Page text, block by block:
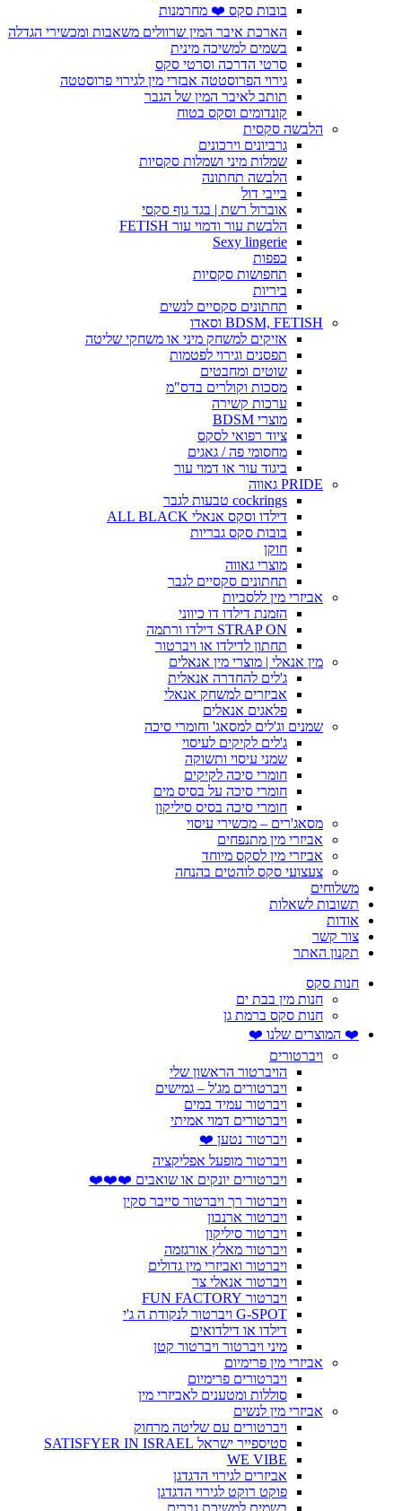
בובות סקס ❤️ מחרמנות
הארכת איבר המין שרוולים משאבות ומכשירי הגדלה
בשמים למשיכה מינית
סרטי הדרכה וסרטי סקס
גירוי הפרוסטטה אבזרי מין לגירוי פרוסטטה
תותב לאיבר המין של הגבר
קונדומים וסקס בטוח
הלבשה סקסית
גרביונים וירכונים
שמלות מיני ושמלות סקסיות
הלבשה תחתונה
בייבי דול
אוברול רשת | בגד גוף סקסי
הלבשת עור ודמוי עור FETISH
Sexy lingerie
כפפות
תחפושות סקסיות
ביריות
תחתונים סקסיים לנשים
BDSM, FETISH וסאדו
אזיקים למשחק מיני או משחקי שליטה
תפסנים וגירוי לפטמות
שוטים ומחבטים
מסכות וקולרים בדס"מ
ערכות קשירה
מוצרי BDSM
ציוד רפואי לסקס
מחסומי פה / גאגים
ביגוד עור או דמוי עור
PRIDE גאווה
cockrings טבעות לגבר
דילדו וסקס אנאלי ALL BLACK
בובות סקס גבריות
חוקן
מוצרי גאווה
תחתונים סקסיים לגבר
אביזרי מין ללסביות
הזמנת דילדו דו כיווני
STRAP ON דילדו ורתמה
תחתון לדילדו או ויברטור
מין אנאלי | מוצרי מין אנאלים
ג'לים להחדרה אנאלית
אביזרים למשחק אנאלי
פלאגים אנאלים
שמנים וג'לים למסאג' וחומרי סיכה
ג'לים לקיקים לעיסוי
שמני עיסוי ותשוקה
חומרי סיכה לקיקים
חומרי סיכה על בסיס מים
חומרי סיכה בסיס סיליקון
מסאג'רים – מכשירי עיסוי
אביזרי מין מתנפחים
אביזרי מין לסקס מיוחד
צעצועי סקס לוהטים בהנחה
משלוחים
תשובות לשאלות
אודות
צור קשר
תקנון האתר
חנות סקס
חנות מין בבת ים
חנות סקס ברמת גן
❤️ המוצרים שלנו ❤️
ויברטורים
הויברטור הראשון שלי
ויברטורים מג'ל – גמישים
ויברטור עמיד במים
ויברטורים דמוי אמיתי
ויברטור נטען ❤️
ויברטור מופעל אפליקציה
ויברטורים יונקים או שואבים ❤️❤️❤️
ויברטור רך ויברטור סייבר סקין
ויברטור ארנבון
ויברטור סיליקון
ויברטור מאלץ אורגזמה
ויברטור ואביזרי מין גדולים
ויברטור אנאלי צר
ויברטור FUN FACTORY
G-SPOT ויברטור לנקודת ה ג'י
דילדו או דילדואים
מיני ויברטור ויברטור קטן
אביזרי מין פרימיום
ויברטורים פרימיום
סוללות ומטענים לאביזרי מין
אביזרי מין לנשים
ויברטורים עם שליטה מרחוק
סטיספייר ישראל SATISFYER IN ISRAEL
WE VIBE
אביזרים לגירוי הדגדגן
פוקט רוקט לגירוי הדגדגן
בשמים למשיכת גברים